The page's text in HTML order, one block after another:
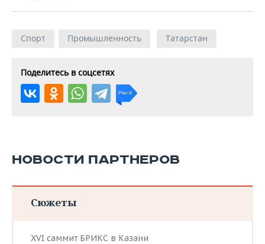
Спорт Промышленность Татарстан
Поделитесь в соцсетях
НОВОСТИ ПАРТНЕРОВ
Сюжеты
XVI саммит БРИКС в Казани